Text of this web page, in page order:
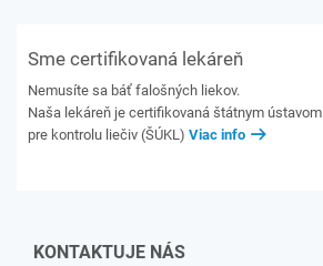
Sme certifikovaná lekáreň
Nemusíte sa báť falošných liekov.
Naša lekáreň je certifikovaná štátnym ústavom
pre kontrolu liečiv (ŠÚKL) Viac info
KONTAKTUJE NÁS